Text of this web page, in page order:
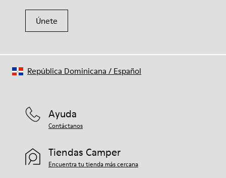
Únete
Ayuda
Contáctanos
Tiendas Camper
Encuentra tu tienda más cercana
República Dominicana / Español